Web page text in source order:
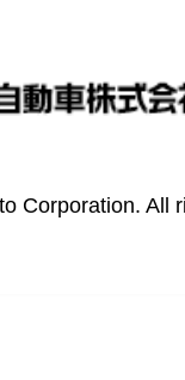
Corporation. All